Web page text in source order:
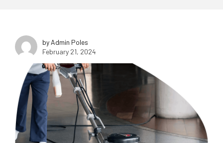
by Admin Poles
February 21, 2024